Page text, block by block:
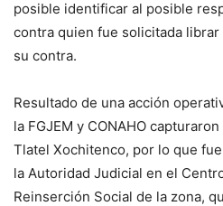
posible identificar al posible
contra quien fue solicitada
su contra.
Resultado de una acción
la FGJEM y CONAHO
Tlatel Xochitenco, por lo que
la Autoridad Judicial en el
Reinserción Social de la zona,